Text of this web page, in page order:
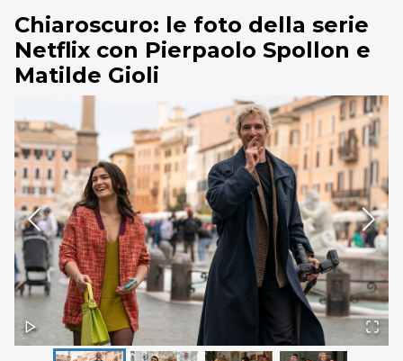
Chiaroscuro: le foto della serie
Netflix con Pierpaolo Spollon e
Matilde Gioli